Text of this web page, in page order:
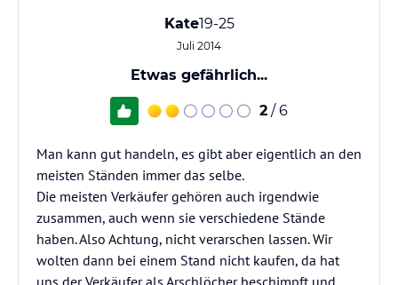
Kate19-25
Juli 2014
Etwas gefährlich...
2 / 6
Man kann gut handeln, es gibt aber eigentlich an den
meisten Ständen immer das selbe.
Die meisten Verkäufer gehören auch irgendwie
zusammen, auch wenn sie verschiedene Stände
haben. Also Achtung, nicht verarschen lassen. Wir
wolten dann bei einem Stand nicht kaufen, da hat
uns der Verkäufer als Arschlöcher beschimpft und